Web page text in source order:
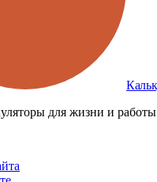
для жизни и работы